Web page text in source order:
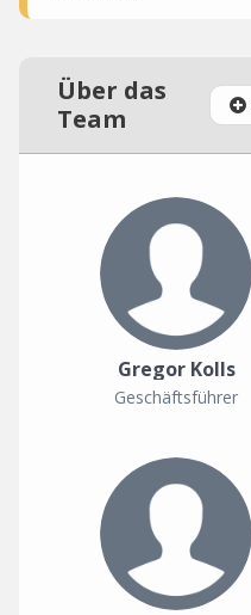
Über das
Team
Gregor Kolls
Geschäftsführer